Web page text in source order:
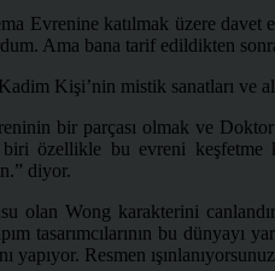
katılmak üzere
Ama bana tarif edildikten
Kişi’nin mistik sanatları
bir parçası olmak ve
özellikle bu evreni
diyor.
Wong karakterini
bu dünyayı
yapıyor. Resmen